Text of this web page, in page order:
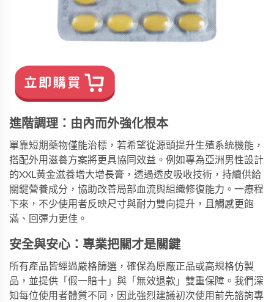
進階調理：由內而外強化根本
單靠短期藥物僅能治標，若希望從源頭提升生殖系統機能，
搭配外用滋養方案將更具協同效益。例如專為亞洲男性設計
的XXL黃金滋養增大增長膏 ，透過透皮吸收技術，持續供給
關鍵營養成分，協助改善局部血流與組織修復能力。一療程
下來，不少使用者反映尺寸與耐力雙向提升，且觸感更飽
滿、回彈力更佳。
安全與安心：專業把關才是關鍵
所有產品皆經過嚴格篩選，確保為原廠正品或高規格仿製
品，並提供「假一賠十」與「無效退款」雙重保障。我們深
知每位使用者體質不同，因此強烈建議初次使用前先諮詢專